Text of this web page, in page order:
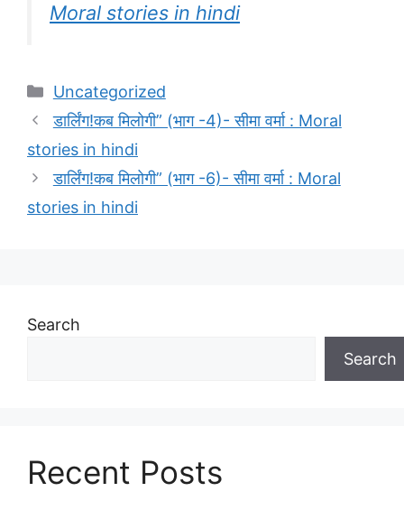
Moral stories in hindi
Categories
Uncategorized
डार्लिंग!कब मिलोगी” (भाग -4)- सीमा वर्मा : Moral
stories in hindi
डार्लिंग!कब मिलोगी” (भाग -6)- सीमा वर्मा : Moral
stories in hindi
Search
Search
Recent Posts